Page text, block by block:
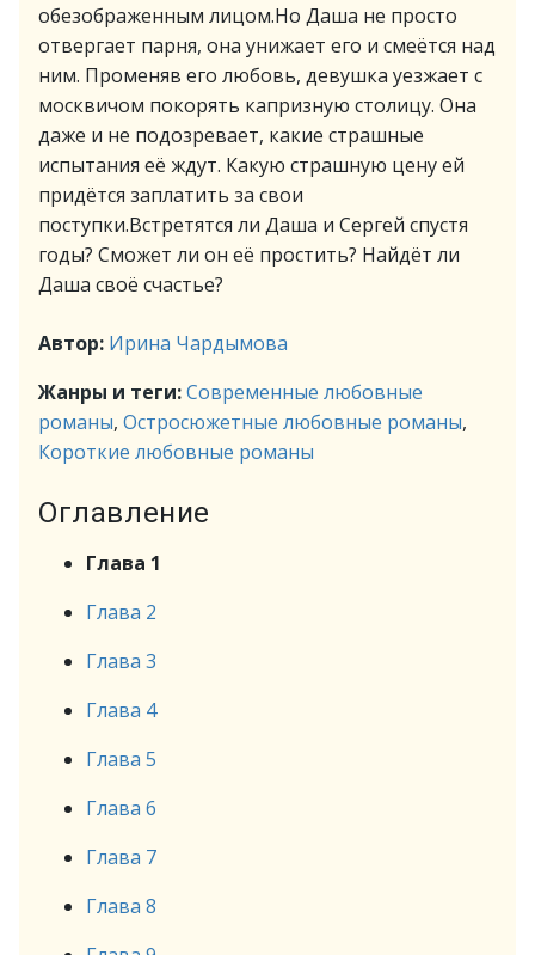
обезображенным лицом.Но Даша не просто
отвергает парня, она унижает его и смеётся над
ним. Променяв его любовь, девушка уезжает с
москвичом покорять капризную столицу. Она
даже и не подозревает, какие страшные
испытания её ждут. Какую страшную цену ей
придётся заплатить за свои
поступки.Встретятся ли Даша и Сергей спустя
годы? Сможет ли он её простить? Найдёт ли
Даша своё счастье?
Автор: Ирина Чардымова
Жанры и теги:Современные любовные
романы, Остросюжетные любовные романы,
Короткие любовные романы
Оглавление
Глава 1
Глава 2
Глава 3
Глава 4
Глава 5
Глава 6
Глава 7
Глава 8